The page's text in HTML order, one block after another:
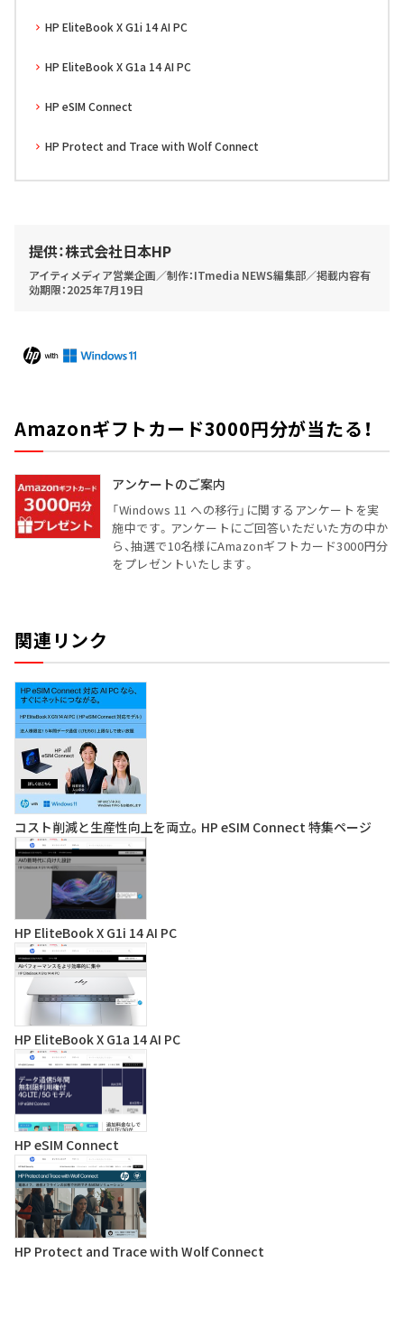
HP EliteBook X G1i 14 AI PC
HP EliteBook X G1a 14 AI PC
HP eSIM Connect
HP Protect and Trace with Wolf Connect
提供：株式会社日本HP
アイティメディア営業企画／制作：ITmedia NEWS編集部／掲載内容有
効期限：2025年7月19日
Amazonギフトカード3000円分が当たる！
アンケートのご案内
「Windows 11 への移行」に関するアンケートを実
施中です。アンケートにご回答いただいた方の中か
ら、抽選で10名様にAmazonギフトカード3000円分
をプレゼントいたします。
関連リンク
コスト削減と生産性向上を両立。HP eSIM Connect 特集ページ
HP EliteBook X G1i 14 AI PC
HP EliteBook X G1a 14 AI PC
HP eSIM Connect
HP Protect and Trace with Wolf Connect